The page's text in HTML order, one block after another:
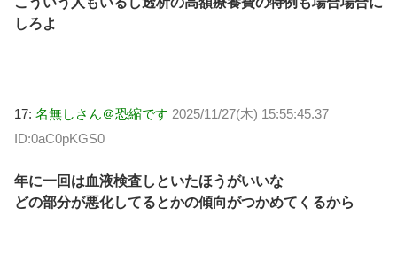
しろよ
17: 名無しさん＠恐縮です 2025/11/27(木) 15:55:45.37
ID:0aC0pKGS0
年に一回は血液検査しといたほうがいいな
どの部分が悪化してるとかの傾向がつかめてくるから